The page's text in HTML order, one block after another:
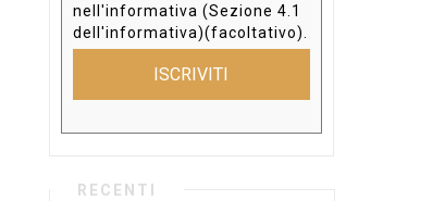
nell'informativa (Sezione 4.1
dell'informativa)(facoltativo).
ISCRIVITI
RECENTI